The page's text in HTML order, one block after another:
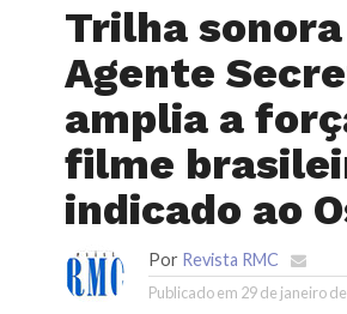
Trilha sonora
Agente
amplia a
filme
indicado ao
Por Revista RMC
Publicado em 29 de janeiro